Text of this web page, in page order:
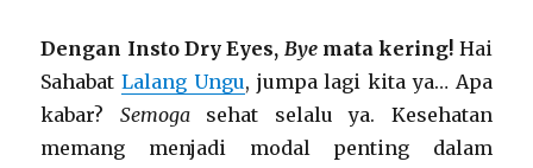
Dengan Insto Dry Eyes, Byemata kering! Hai
SahabatLalang Ungu, jumpa lagi kita ya… Apa
kabar? Semogasehat selalu ya. Kesehatan
memang menjadi modal penting dalam